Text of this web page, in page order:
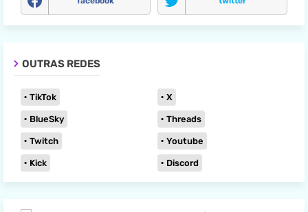
OUTRAS REDES
TikTok X
BlueSky Threads
Twitch Youtube
Kick Discord